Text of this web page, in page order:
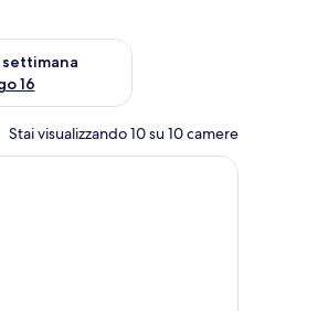
9
16
per il prossimo fine settimana, ago 14
Stai visualizzando 10 su 10 camere
al muro.